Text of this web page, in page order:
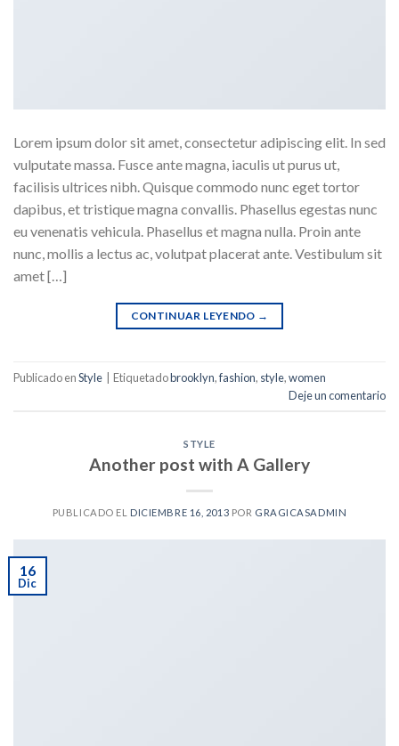
Lorem ipsum dolor sit amet, consectetur adipiscing elit. In sed
vulputate massa. Fusce ante magna, iaculis ut purus ut,
facilisis ultrices nibh. Quisque commodo nunc eget tortor
dapibus, et tristique magna convallis. Phasellus egestas nunc
eu venenatis vehicula. Phasellus et magna nulla. Proin ante
nunc, mollis a lectus ac, volutpat placerat ante. Vestibulum sit
amet […]
CONTINUAR LEYENDO →
Publicado enStyle Etiquetadobrooklyn,fashion, style,women
Deje un comentario
STYLE
Another post with A Gallery
PUBLICADO EL DICIEMBRE 16, 2013 POR GRAGICASADMIN
16
Dic